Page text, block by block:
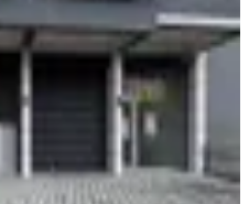
·Düz Giriş (Zemin)· 08.08.2026
İNŞ. GAYRİMENKUL LTD